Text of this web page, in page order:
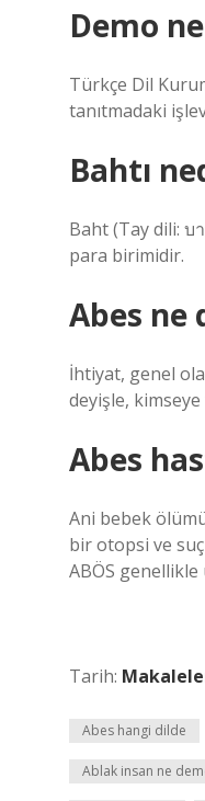
Demo
Türkçe Dil
tanıtmadaki
Bahtı
Baht (Tay dili: บ
para birimidir.
Abes ne
İhtiyat, genel
deyişle,
Abes
Ani bebek
bir otopsi ve
ABÖS genellikle
Tarih:
Abes hangi dilde
Ablak insan ne